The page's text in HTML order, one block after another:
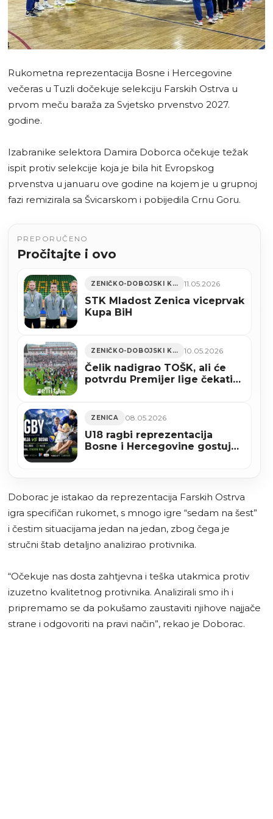
Rukometna reprezentacija Bosne i Hercegovine
večeras u Tuzli dočekuje selekciju Farskih Ostrva u
prvom meču baraža za Svjetsko prvenstvo 2027.
godine.
Izabranike selektora Damira Doborca očekuje težak
ispit protiv selekcije koja je bila hit Evropskog
prvenstva u januaru ove godine na kojem je u grupnoj
fazi remizirala sa Švicarskom i pobijedila Crnu Goru.
PREPORUČENO
Pročitajte i ovo
ZENIČKO-DOBOJSKI KANTON 11.05.2026
STK Mladost Zenica viceprvak
Kupa BiH
ZENIČKO-DOBOJSKI KANTON 10.05.2026
Čelik nadigrao TOŠK, ali će
potvrdu Premijer lige čekati
ZENICA 08.05.2026
U18 ragbi reprezentacija
Bosne i Hercegovine gostuje
Doborac je istakao da reprezentacija Farskih Ostrva
igra specifičan rukomet, s mnogo igre “sedam na šest”
i čestim situacijama jedan na jedan, zbog čega je
stručni štab detaljno analizirao protivnika.
“Očekuje nas dosta zahtjevna i teška utakmica protiv
izuzetno kvalitetnog protivnika. Analizirali smo ih i
pripremamo se da pokušamo zaustaviti njihove najjače
strane i odgovoriti na pravi način”, rekao je Doborac.